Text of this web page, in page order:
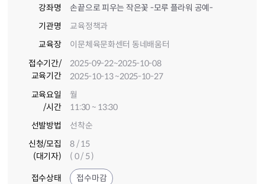
강좌명
손끝으로 피우는 작은꽃 -모루 플라워 공예-
기관명
교육정책과
교육장
이문체육문화센터 동네배움터
접수기간/
교육기간
2025-09-22~2025-10-08
2025-10-13~2025-10-27
교육요일
/시간
월
11:30 ~ 13:30
선발방법
선착순
신청/모집
(대기자)
8 / 15
( 0 / 5 )
접수상태 접수마감